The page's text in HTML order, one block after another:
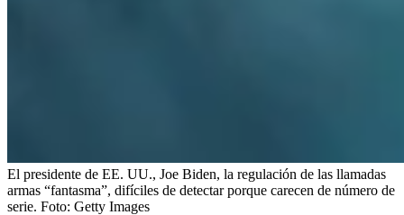
El presidente de EE. UU., Joe Biden, la regulación de las llamadas
armas “fantasma”, difíciles de detectar porque carecen de número de
serie. Foto: Getty Images